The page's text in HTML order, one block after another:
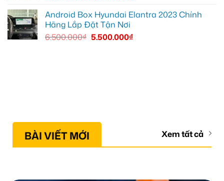
Android Box Hyundai Elantra 2023 Chính
Hãng Lắp Đặt Tận Nơi
6.500.000₫ 5.500.000₫
BÀI VIẾT MỚI Xem tất cả